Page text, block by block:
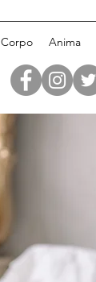
Corpo Anima